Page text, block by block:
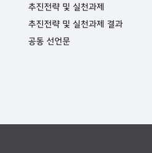
추진전략 및 실천과제
추진전략 및 실천과제 결과
공동 선언문